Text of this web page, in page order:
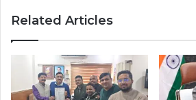
Related Articles